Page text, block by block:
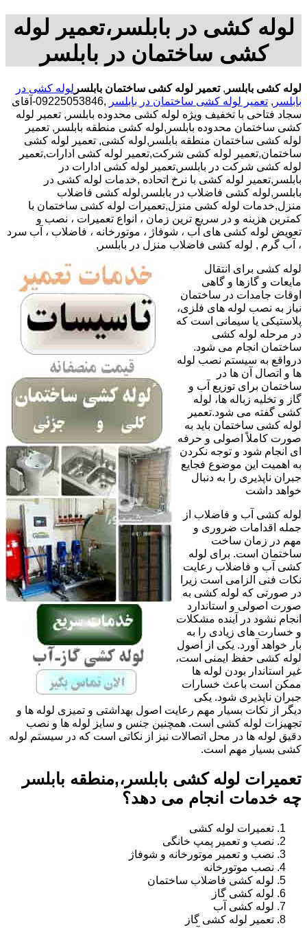
لوله کشی در بابلسر،تعمیر لوله
کشی ساختمان در بابلسر
لوله کشی بابلسر ,تعمیر لوله کشی ساختمان بابلسر لوله کشی در
بابلسر , تعمیر لوله کشی ساختمان در بابلسر
,09225053846-آقای
سجاد فتاحی با تخفیف ویژه لوله کشی محدوده بابلسر, تعمیر لوله
کشی ساختمان محدوده بابلسر,لوله کشی منطقه بابلسر, تعمیر
لوله کشی ساختمان منطقه بابلسر,لوله کشی, تعمیر لوله کشی
ساختمان,تعمیر لوله کشی شرکت,تعمیر لوله کشی ادارات,تعمیر
لوله کشی شرکت در بابلسر,تعمیر لوله کشی ادارات در
بابلسر,تعمیر لوله کشی با نرخ اتحاده ,خدمات لوله کشی در
بابلسر,لوله کشی فاضلاب در بابلسر,لوله کشی فاضلاب
منزل,خدمات لوله کشی منزل,تعمیرات لوله کشی ساختمان با
کمترین هزینه و در سریع ترین زمان ، انواع تعمیرات ، نصب و
تعویض لوله کشی های آب ، شوفاژ ، موتورخانه ، فاضلاب ، آب سرد
، آب گرم , لوله کشی فاضلاب منزل در بابلسر,
لوله کشی برای انتقال
مایعات و گازها و گاهی
اوقات جامدات در ساختمان
نیاز به نصب لوله های فلزی،
پلاستیکی یا سیمانی است که
در مرحله لوله کشی
ساختمان انجام می شود.
درواقع به سیستم نصب لوله
ها و اتصال آن ها در
ساختمان برای توزیع آب و
گاز و تخلیه زباله ها، لوله
کشی گفته می شود.تعمیر
لوله کشی ساختمان باید به
صورت کاملاً اصولی و حرفه
ای انجام شود و توجه نکردن
به اهمیت این موضوع فجایع
جبران ناپذیری را به دنبال
خواهد داشت
لوله کشی آب و فاضلاب از
جمله اقدامات ضروری و
مهم در زمان ساخت
ساختمان است. برای لوله
کشی آب و فاضلاب رعایت
نکات فنی الزامی است زیرا
در صورتی که لوله کشی به
صورت اصولی و استاندارد
انجام نشود در آینده مشکلات
و خسارت های زیادی را به
بار خواهد آورد. یکی از اصول
لوله کشی حفظ ایمنی است،
غیر استاندار بودن لوله ها
ممکن است باعث خسارات
جبران ناپذیری شود. یکی
دیگر از نکات بسیار مهم رعایت اصول بهداشتی و تمیزی لوله ها و
تجهیزات لوله کشی است. همچنین جنس و سایز لوله ها و نصب
دقیق لوله ها در محل اتصالات نیز از نکاتی است که در سیستم لوله
کشی بسیار مهم است.
تعمیرات لوله کشی بابلسر،,منطقه بابلسر
چه خدمات انجام می دهد؟
تعمیرات لوله کشی
نصب و تعمیر پمپ خانگی
نصب و تعمیر موتورخانه و شوفاژ
نصب موتورخانه
لوله کشی فاضلاب ساختمان
لوله کشی گاز
لوله کشی آب
تعمیر لوله کشی گاز